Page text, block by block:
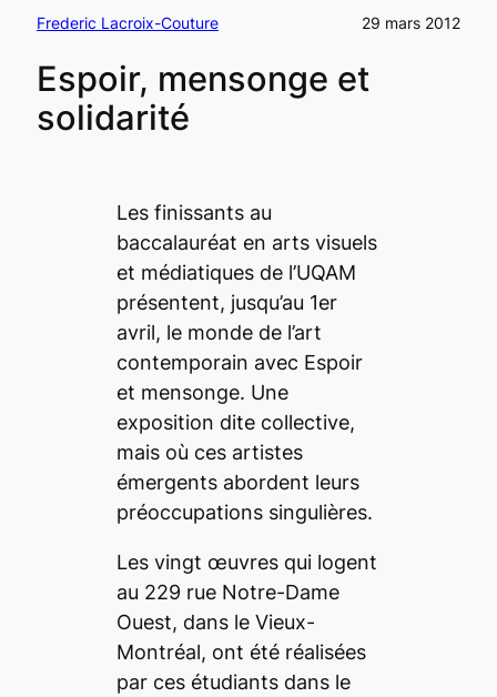
Frederic Lacroix-Couture 29 mars 2012
Espoir, mensonge et
solidarité
Les finissants au
baccalauréat en arts visuels
et médiatiques de l’UQAM
présentent, jusqu’au 1er
avril, le monde de l’art
contemporain avec Espoir
et mensonge. Une
exposition dite collective,
mais où ces artistes
émergents abordent leurs
préoccupations singulières.
Les vingt œuvres qui logent
au 229 rue Notre-Dame
Ouest, dans le Vieux-
Montréal, ont été réalisées
par ces étudiants dans le